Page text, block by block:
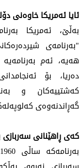
ئایا ئەمریکا خاوەنی
بەڵێ، ئه‌مریكا
"بەرنامەی
هه‌یه‌، ئه‌م
دەریا، بۆ
کەشتییەکان و
گەڕاندنەوەی
کەی ڕاهێنانی